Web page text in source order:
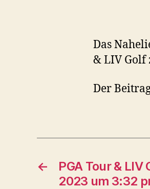
Das
& LIV
Der
←
PGA Tour &
2023 um 3:32